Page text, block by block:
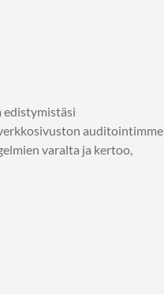
edistymistäsi
auditointimme
varalta ja kertoo,